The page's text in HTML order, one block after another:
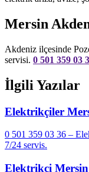
Mersin
Akdeniz ilçesinde
servisi. 0 501 359 03
İlgili Yazılar
Elektrikçiler
0 501 359 03 36 –
7/24 servis.
Elektrikçi